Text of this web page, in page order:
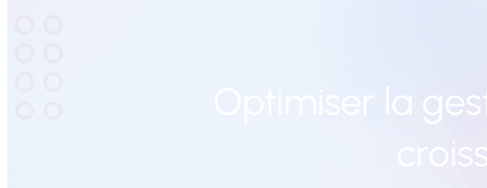
Optimiser la